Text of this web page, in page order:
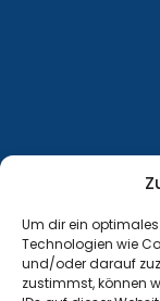
Um dir ein optimales
Technologien wie
und/oder darauf
zustimmst, können